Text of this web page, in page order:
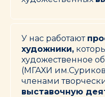
У нас работают
художники,
художественное
(МГАХИ
членами
выставочную